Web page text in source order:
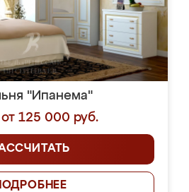
"Ипанема"
125 000 руб.